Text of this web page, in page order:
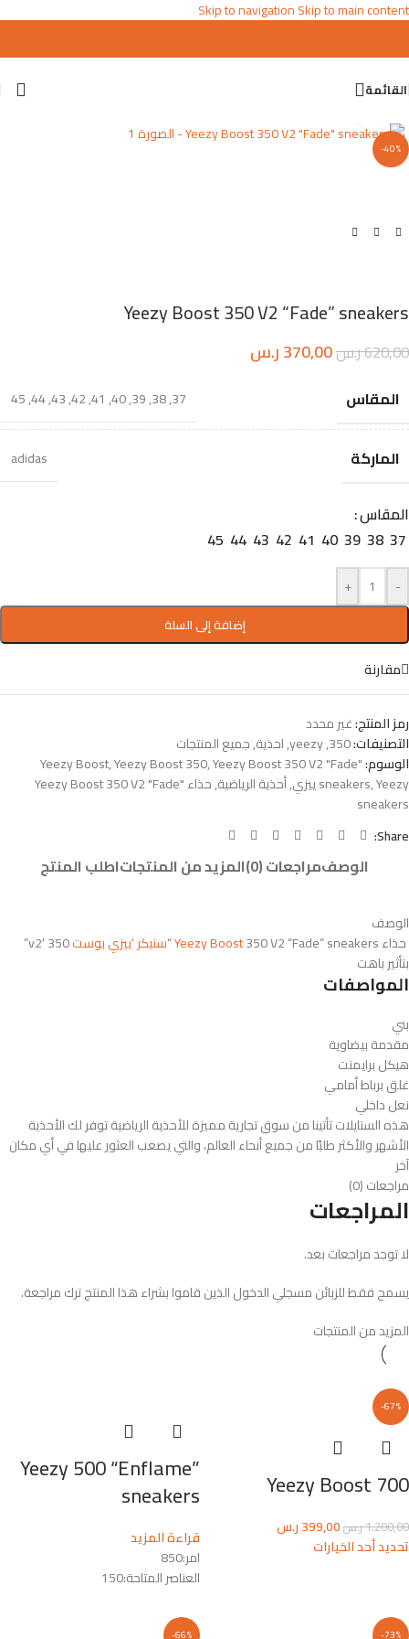
Skip to navigationSkip to main content
القائمة
-40%
Yeezy Boost 350 V2 “Fade” sneakers
620,00ر.س370,00ر.س
المقاس 37
,
38
,
39
,
40
,
41
,
42
,
43
,
44
,
45
الماركة adidas
المقاس
37
38
39
40
41
42
43
44
45
-
+
إضافة إلى السلة
مقارنة
رمز المنتج:غير محدد
التصنيفات:350
,
yeezy
,احذية,جميع المنتجات
الوسوم:
Yeezy Boost,Yeezy Boost 350,Yeezy Boost 350 V2 "Fade"
sneakers,Yeezy ييزي ,أحذية الرياضية,
حذاء Yeezy Boost 350 V2 "Fade"
sneakers
Share:
الوصفمراجعات (0) المزيد من المنتجاتاطلب المنتج
الوصف
حذاء
Yeezy Boost350 V2 “Fade” sneakers “ سنيكر ‘ييزي بوست
350 v2′”
بتأثير باهت
المواصفات
بني
مقدمة بيضاوية
هيكل برايمنت
غلق برباط أمامي
نعل داخلي
هذه الستايلات تأتينا من سوق تجارية مميزة للأحذية الرياضية توفر لك الأحذية
الأشهر والأكثر طلبًا من جميع أنحاء العالم، والتي يصعب العثور عليها في أي مكان
آخر
مراجعات (0)
المراجعات
لا توجد مراجعات بعد.
يسمح فقط للزبائن مسجلي الدخول الذين قاموا بشراء هذا المنتج ترك مراجعة.
المزيد من المنتجات
-67%
Yeezy Boost 700
1.200,00ر.س399,00ر.س
تحديد أحد الخيارات
Yeezy 500 “Enflame”
sneakers
قراءة المزيد
امر:850
العناصر المتاحة:150
-73%
-66%